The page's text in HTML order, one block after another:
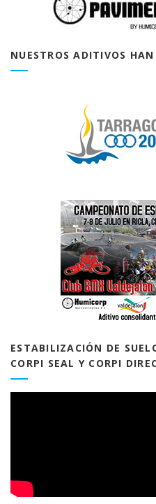
NUESTROS ADITIVOS
ESTABILIZACIÓN DE
CORPI SEAL Y CORPI